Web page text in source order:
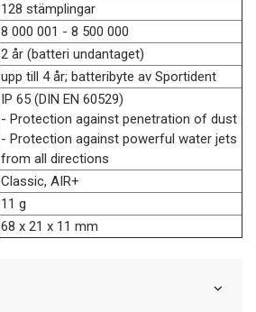
128 stämplingar
8 000 001 - 8 500 000
2 år (batteri undantaget)
upp till 4 år; batteribyte av Sportident
IP 65 (DIN EN 60529)
- Protection against penetration of dust
- Protection against powerful water jets
from all directions
Classic, AIR+
11 g
68 x 21 x 11 mm